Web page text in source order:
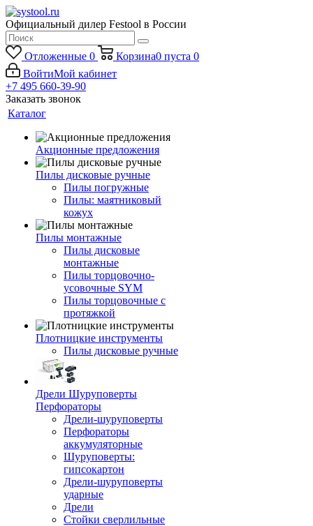
Официальный дилер Festool в России
Отложенные 0 Корзина0 пуста 0
ВойтиМой кабинет
+7 495 660-39-90
Заказать звонок
Каталог
Акционные предложения
Пилы дисковые ручные
Пилы погружные
Пилы: маятниковый
кожух
Пилы монтажные
Пилы дисковые
монтажные
Пилы торцовочно-
усовочные SYM
Пилы торцовочные с
протяжкой
Плотницкие инструменты
Пилы дисковые ручные
Дрели Шуруповерты
Перфораторы
Дрели-шуруповерты
Перфораторы
аккумуляторные
Шуруповерты:
гипсокартон
Дрели-шуруповерты
ударные
Дрели
Стойки сверлильные